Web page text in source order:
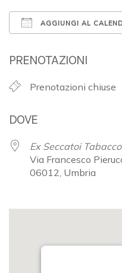
AGGIUNGI AL
PRENOTAZIONI
Prenotazioni chiuse
DOVE
Ex Seccatoi Tabacco
Via Francesco
06012, Umbria